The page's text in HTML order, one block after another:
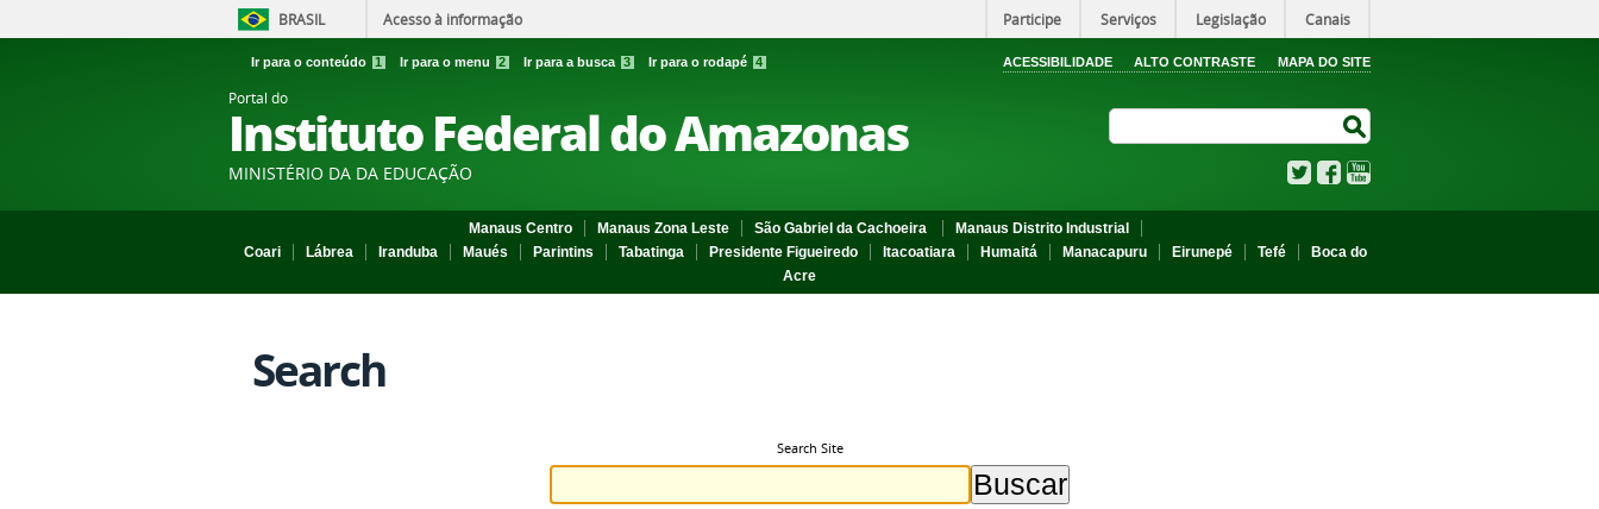
BRASIL Acesso à informação Participe Serviços Legislação Canais
Ir para o conteúdo 1 Ir para o menu 2 Ir para a busca 3 Ir para o rodapé 4 ACESSIBILIDADE ALTO CONTRASTE MAPA DO SITE
Portal do
Instituto Federal do Amazonas
MINISTÉRIO DA DA EDUCAÇÃO TwitterFacebook
Manaus Centro Manaus Zona Leste São Gabriel da Cachoeira
Manaus Distrito Industrial
Coari
Lábrea Iranduba Maués Parintins Tabatinga Presidente Figueiredo Itacoatiara Humaitá Manacapuru Eirunepé Tefé
Boca do
Acre
Search
Search Site